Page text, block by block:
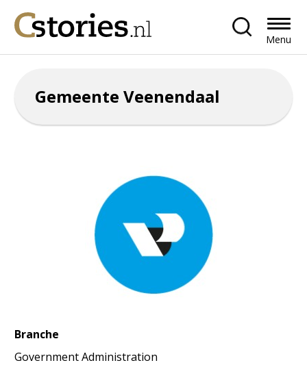
Menu
Gemeente Veenendaal
Branche
Government Administration